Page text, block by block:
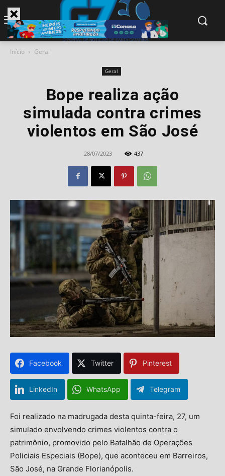
Início Geral
Geral
Bope realiza ação
simulada contra crimes
violentos em São José
28/07/2023 437
Facebook Twitter Pinterest
LinkedIn WhatsApp Telegram
Foi realizado na madrugada desta quinta-feira, 27, um
simulado envolvendo crimes violentos contra o
patrimônio, promovido pelo Batalhão de Operações
Policiais Especiais (Bope), que aconteceu em Barreiros,
São José, na Grande Florianópolis.
modal-check